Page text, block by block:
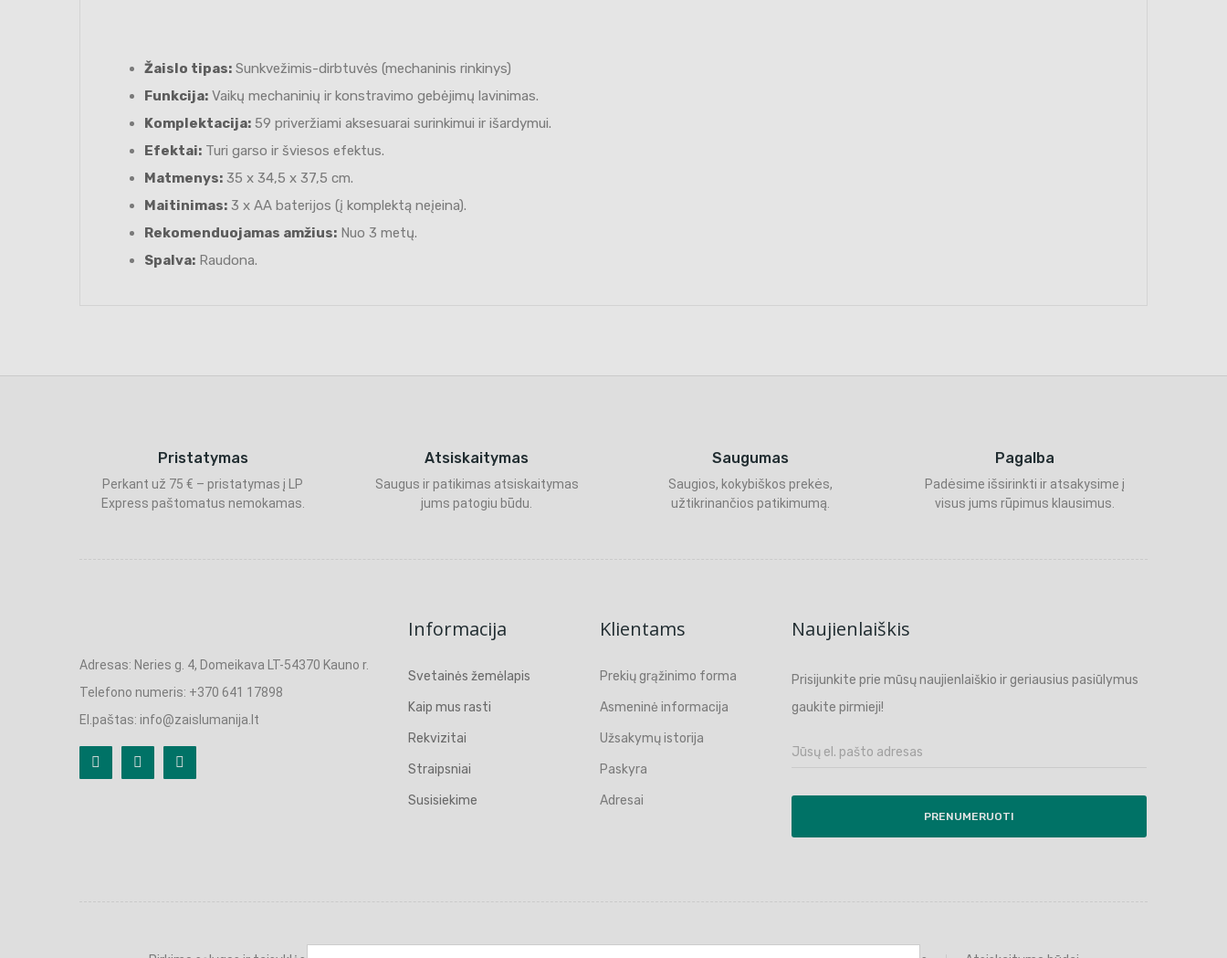
Žaislo tipas: Sunkvežimis-dirbtuvės (mechaninis rinkinys)
Funkcija: Vaikų mechaninių ir konstravimo gebėjimų lavinimas.
Komplektacija: 59 priveržiami aksesuarai surinkimui ir išardymui.
Efektai: Turi garso ir šviesos efektus.
Matmenys: 35 x 34,5 x 37,5 cm.
Maitinimas: 3 x AA baterijos (į komplektą neįeina).
Rekomenduojamas amžius: Nuo 3 metų.
Spalva: Raudona.
Pristatymas
Perkant už 75 € – pristatymas į LP
Express paštomatus nemokamas.
Atsiskaitymas
Saugus ir patikimas atsiskaitymas
jums patogiu būdu.
Saugumas
Saugios, kokybiškos prekės,
užtikrinančios patikimumą.
Pagalba
Padėsime išsirinkti ir atsakysime į
visus jums rūpimus klausimus.
Adresas: Neries g. 4, Domeikava LT-54370 Kauno r.
Telefono numeris: +370 641 17898
El.paštas: info@zaislumanija.lt
Informacija
Svetainės žemėlapis
Kaip mus rasti
Rekvizitai
Straipsniai
Susisiekime
Klientams
Prekių grąžinimo forma
Asmeninė informacija
Užsakymų istorija
Paskyra
Adresai
Naujienlaiškis
Prisijunkite prie mūsų naujienlaiškio ir geriausius pasiūlymus
gaukite pirmieji!
PRENUMERUOTI